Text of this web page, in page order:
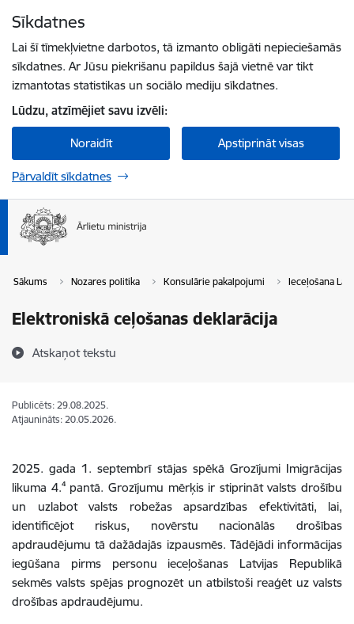
Sīkdatnes
Lai šī tīmekļvietne darbotos, tā izmanto obligāti nepieciešamās
sīkdatnes. Ar Jūsu piekrišanu papildus šajā vietnē var tikt
izmantotas statistikas un sociālo mediju sīkdatnes.
Lūdzu, atzīmējiet savu izvēli:
Noraidīt Apstiprināt visas
Pārvaldīt sīkdatnes
Sākums Nozares politika Konsulārie pakalpojumi Ieceļošana
Elektroniskā ceļošanas deklarācija
Atskaņot tekstu
Publicēts: 29.08.2025.
Atjaunināts: 20.05.2026.
2025. gada 1. septembrī stājas spēkā Grozījumi Imigrācijas
likuma 4.⁴ pantā. Grozījumu mērķis ir stiprināt valsts drošību
un uzlabot valsts robežas apsardzības efektivitāti, lai,
identificējot riskus, novērstu nacionālās drošības
apdraudējumu tā dažādajās izpausmēs. Tādējādi informācijas
iegūšana pirms personu ieceļošanas Latvijas Republikā
sekmēs valsts spējas prognozēt un atbilstoši reaģēt uz valsts
drošības apdraudējumu.